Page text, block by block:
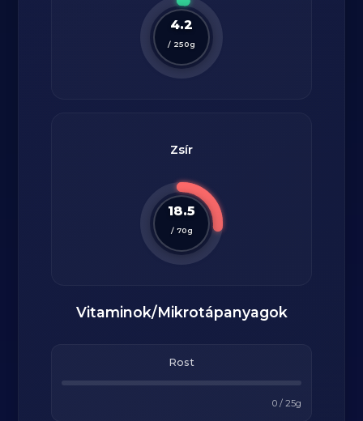
4.2
/ 250g
Zsír
18.5
/ 70g
Vitaminok/Mikrotápanyagok
Rost
0/ 25g